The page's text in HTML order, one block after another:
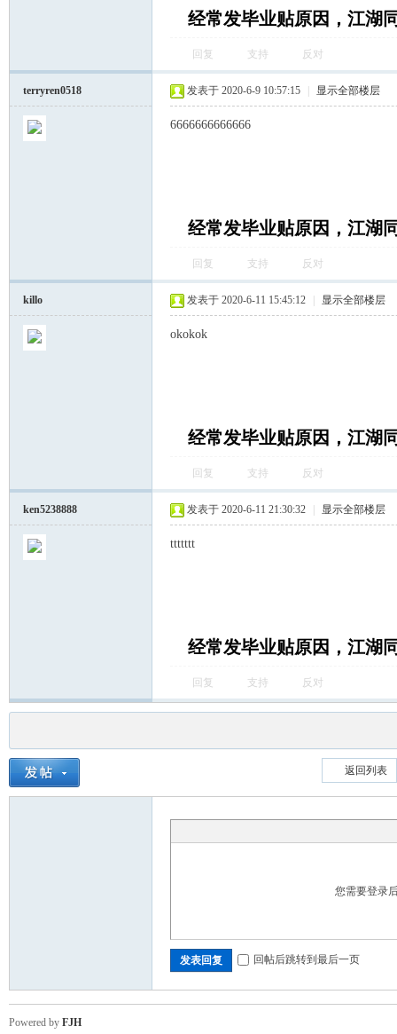
经常发毕业贴原因，江湖
回复 支持 反对
terryren0518 发表于 2020-6-9 10:57:15 显示全部楼层
6666666666666
经常发毕业贴原因，江湖
回复 支持 反对
killo 发表于 2020-6-11 15:45:12 显示全部楼层
okokok
经常发毕业贴原因，江湖
回复 支持 反对
ken5238888 发表于 2020-6-11 21:30:32 显示全部楼层
ttttttt
经常发毕业贴原因，江湖
回复 支持 反对
返回列表
您需要登录
发表回复 回帖后跳转到最后一页
Powered by FJH